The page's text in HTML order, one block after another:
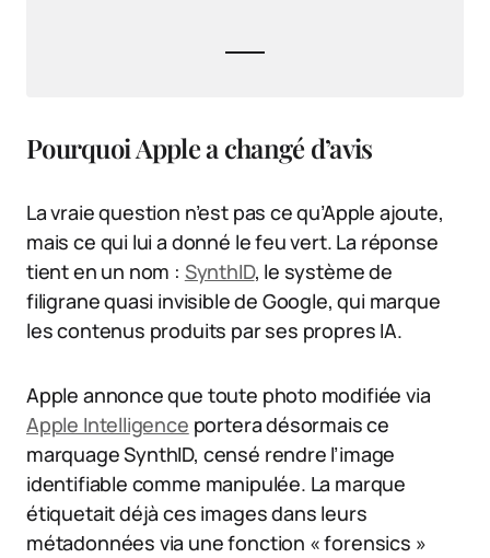
Pourquoi Apple a changé d’avis
La vraie question n’est pas ce qu’Apple ajoute,
mais ce qui lui a donné le feu vert. La réponse
tient en un nom : SynthID, le système de
filigrane quasi invisible de Google, qui marque
les contenus produits par ses propres IA.
Apple annonce que toute photo modifiée via
Apple Intelligence portera désormais ce
marquage SynthID, censé rendre l’image
identifiable comme manipulée. La marque
étiquetait déjà ces images dans leurs
métadonnées via une fonction « forensics »